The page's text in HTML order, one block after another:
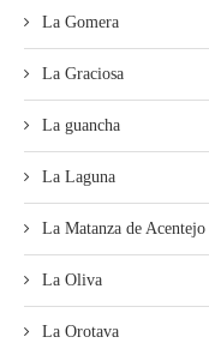
La Gomera
La Graciosa
La guancha
La Laguna
La Matanza de Acentejo
La Oliva
La Orotava